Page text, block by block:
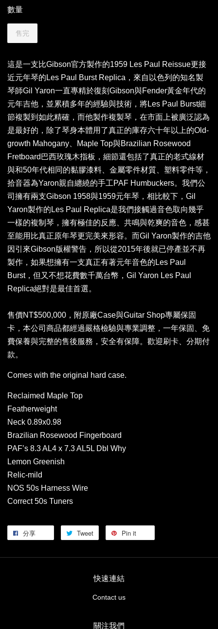
數量
售完
這是一支比Gibson官方製作的1959 Les Paul Reissue更接
近元年琴的Les Paul Burst Replica，來自以色列的知名製
琴師Gil Yaron一直專精於復刻Gibson與Fender黃金年代的
元年吉他，並累積多年的經驗與技術，將Les Paul Burst細
節複製到如此精確，而他製作複製琴，在市面上被廣泛認為
是最好的，除了琴身本體用了真正的庫存六十年以上的Old-
growth Mahogany、Maple Top與Brazilian Rosewood
Fretboard巴西玫瑰木指板，細節還包括了真正的老式線材
與和50年代相同的黏膠漆料、金屬零件材質、塑料零件等，
拾音器為Yaron親自纏繞的手工PAF Humbuckers。我們公
司擁有兩支Gibson 1958與1959元年琴，相比較下，Gil
Yaron製作的Les Paul Replica是我們接觸過音色取向幾乎
一樣的複制琴，擁有極佳的反應、共鳴與乾爽的音色，感甚
至能用比真正原年琴更完美來形容。而Gil Yaron製作的吉他
因引來Gibson版權警告，所以從2015年後就已停產並不再
製作，如果想擁有一支真正有著元年音色的Les Paul
Burst，但又不想花費數千萬台幣，Gil Yaron Les Paul
Replica絕對是最佳首選。
售價NT$500,000，附原廠Case與Guitar Shop專屬保固
卡，本公司商品都經過嚴格檢驗與專業調整，一年保固、免
費保養與完整的售後服務，安全有保障。歡迎刷卡、分期付
款。
Comes with the original hard case.
Reclaimed Maple Top
Featherweight
Neck 0.89x0.98
Brazilian Rosewood Fingerboard
PAF’s 8.3 AL4 x 7.3 AL5L Dbl Why
Lemon Greenish
Relic-mild
NOS 50s Harness Wire
Correct 50s Tuners
分享 Tweet Pin it
快速連結
Contact us
關注我們